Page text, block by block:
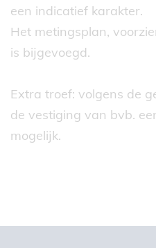
een indicatief karakter.
Het metingsplan,
is bijgevoegd.
Extra troef: volgens de
de vestiging van bvb.
mogelijk.